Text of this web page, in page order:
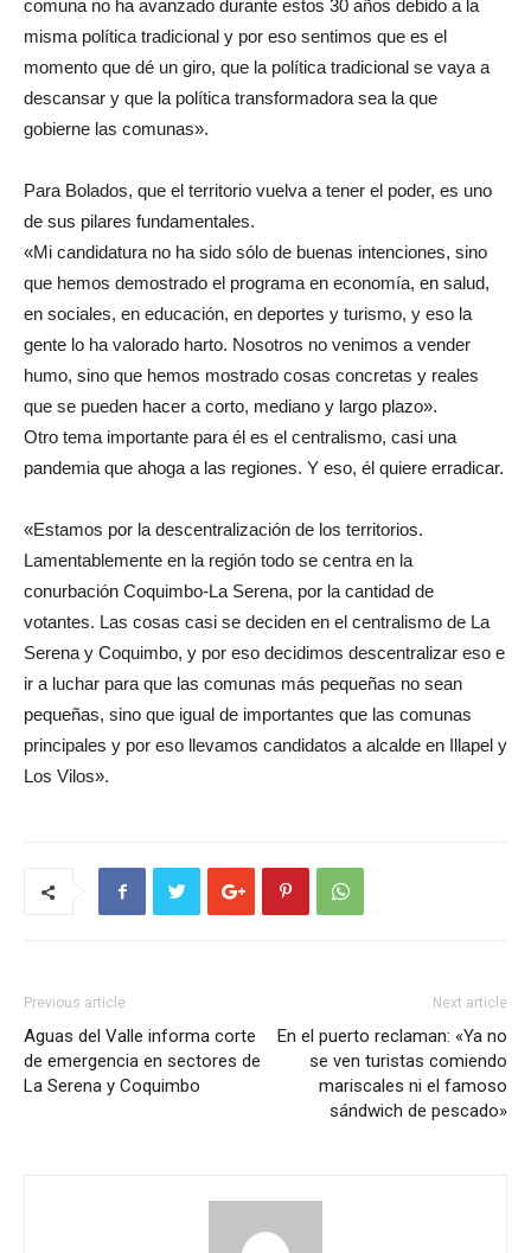
comuna no ha avanzado durante estos 30 años debido a la
misma política tradicional y por eso sentimos que es el
momento que dé un giro, que la política tradicional se vaya a
descansar y que la política transformadora sea la que
gobierne las comunas».
Para Bolados, que el territorio vuelva a tener el poder, es uno
de sus pilares fundamentales.
«Mi candidatura no ha sido sólo de buenas intenciones, sino
que hemos demostrado el programa en economía, en salud,
en sociales, en educación, en deportes y turismo, y eso la
gente lo ha valorado harto. Nosotros no venimos a vender
humo, sino que hemos mostrado cosas concretas y reales
que se pueden hacer a corto, mediano y largo plazo».
Otro tema importante para él es el centralismo, casi una
pandemia que ahoga a las regiones. Y eso, él quiere erradicar.
«Estamos por la descentralización de los territorios.
Lamentablemente en la región todo se centra en la
conurbación Coquimbo-La Serena, por la cantidad de
votantes. Las cosas casi se deciden en el centralismo de La
Serena y Coquimbo, y por eso decidimos descentralizar eso e
ir a luchar para que las comunas más pequeñas no sean
pequeñas, sino que igual de importantes que las comunas
principales y por eso llevamos candidatos a alcalde en Illapel y
Los Vilos».
Previous article
Aguas del Valle informa corte
de emergencia en sectores de
La Serena y Coquimbo
Next article
En el puerto reclaman: «Ya no
se ven turistas comiendo
mariscales ni el famoso
sándwich de pescado»